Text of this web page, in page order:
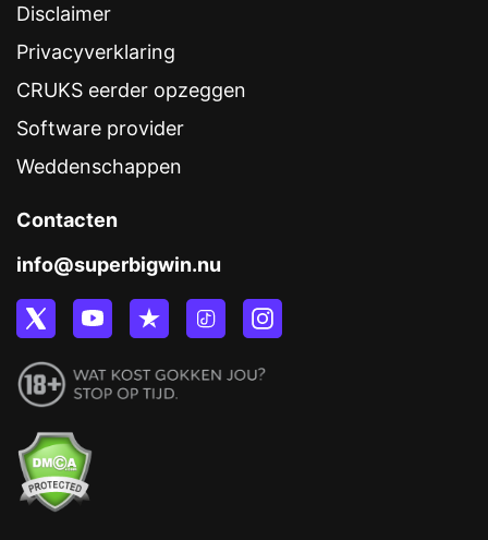
Disclaimer
Privacyverklaring
CRUKS eerder opzeggen
Software provider
Weddenschappen
Contacten
info@superbigwin.nu